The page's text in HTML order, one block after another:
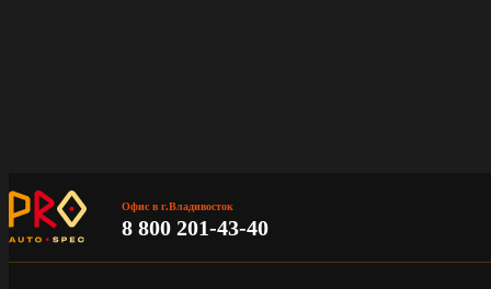
Офис в г.Владивосток
8 800 201-43-40